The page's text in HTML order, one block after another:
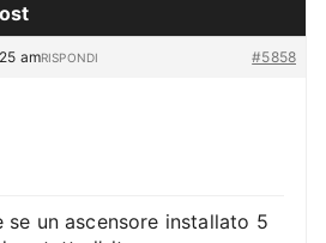
am #5858
RISPONDI
se un ascensore installato 5